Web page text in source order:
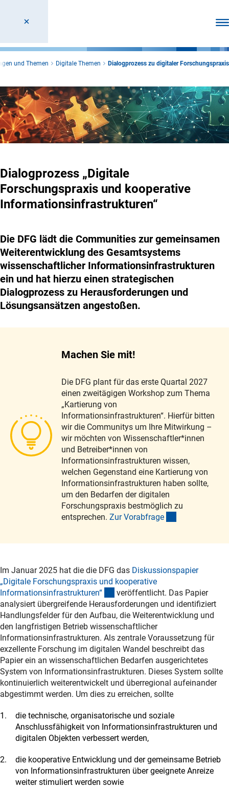
und Themen Digitale Themen Dialogprozess zu digitaler Forschungspraxis
Dialogprozess „Digitale
Forschungspraxis und kooperative
Informationsinfrastrukturen“
Die DFG lädt die Communities zur gemeinsamen
Weiterentwicklung des Gesamtsystems
wissenschaftlicher Informationsinfrastrukturen
ein und hat hierzu einen strategischen
Dialogprozess zu Herausforderungen und
Lösungsansätzen angestoßen.
Machen Sie mit!
Die DFG plant für das erste Quartal 2027
einen zweitägigen Workshop zum Thema
„Kartierung von
Informationsinfrastrukturen“. Hierfür bitten
wir die Communitys um Ihre Mitwirkung –
wir möchten von Wissenschaftler*innen
und Betreiber*innen von
Informationsinfrastrukturen wissen,
welchen Gegenstand eine Kartierung von
Informationsinfrastrukturen haben sollte,
um den Bedarfen der digitalen
Forschungspraxis bestmöglich zu
entsprechen. Zur Vorabfrage
Im Januar 2025 hat die die DFG das Diskussionspapier
„Digitale Forschungspraxis und kooperative
Informationsinfrastrukturen“ (Download)
veröffentlicht. Das Papier
analysiert übergreifende Herausforderungen und identifiziert
Handlungsfelder für den Aufbau, die Weiterentwicklung und
den langfristigen Betrieb wissenschaftlicher
Informationsinfrastrukturen. Als zentrale Voraussetzung für
exzellente Forschung im digitalen Wandel beschreibt das
Papier ein an wissenschaftlichen Bedarfen ausgerichtetes
System von Informationsinfrastrukturen. Dieses System sollte
kontinuierlich weiterentwickelt und überregional aufeinander
abgestimmt werden. Um dies zu erreichen, sollte
die technische, organisatorische und soziale
Anschlussfähigkeit von Informationsinfrastrukturen und
digitalen Objekten verbessert werden,
die kooperative Entwicklung und der gemeinsame Betrieb
von Informationsinfrastrukturen über geeignete Anreize
weiter stimuliert werden sowie